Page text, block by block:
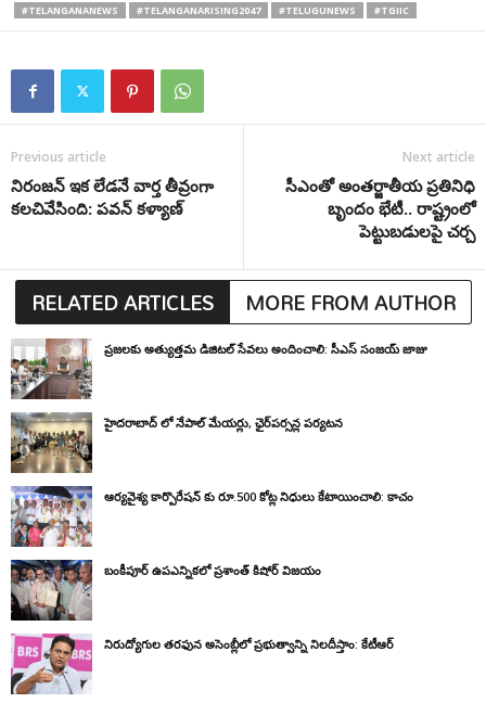
#TELANGANANEWS
#TELANGANARISING2047 #TELUGUNEWS #TGIIC
Previous article
నిరంజన్ ఇక లేడనే వార్త తీవ్రంగా
కలచివేసింది: పవన్ కళ్యాణ్
Next article
సీఎంతో అంతర్జాతీయ ప్రతినిధి
బృందం భేటీ.. రాష్ట్రంలో
పెట్టుబడులపై చర్చ
RELATED ARTICLES MORE FROM AUTHOR
ప్రజలకు అత్యుత్తమ డిజిటల్ సేవలు అందించాలి: సీఎస్ సంజయ్ జాజు
హైదరాబాద్ లో నేపాల్ మేయర్లు, ఛైర్‌పర్సన్ల పర్యటన
ఆర్యవైశ్య కార్పొరేషన్ కు రూ.500 కోట్ల నిధులు కేటాయించాలి: కాచం
బంకీపూర్ ఉపఎన్నికలో ప్రశాంత్ కిషోర్ విజయం
నిరుద్యోగుల తరఫున అసెంబ్లీలో ప్రభుత్వాన్ని నిలదీస్తాం: కేటీఆర్